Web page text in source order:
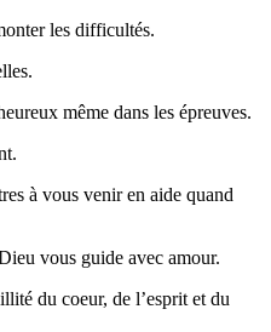
les difficultés.
même dans les épreuves.
à vous venir en aide quand
vous guide avec amour.
du coeur, de l’esprit et du